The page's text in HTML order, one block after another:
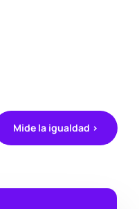
Mide la igualdad >